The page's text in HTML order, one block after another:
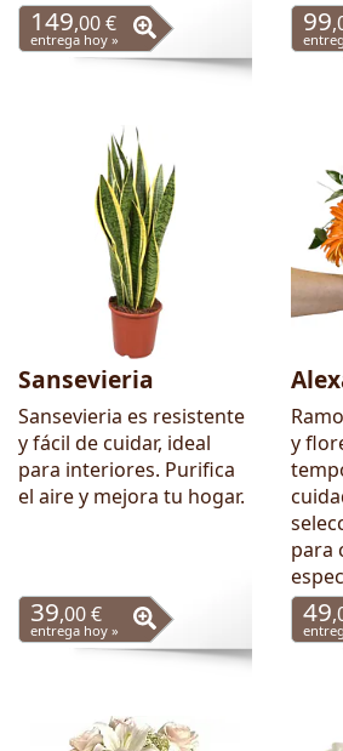
149,00 €
entrega hoy »
99
Sansevieria
Sansevieria es resistente
y fácil de cuidar, ideal
para interiores. Purifica
el aire y mejora tu hogar.
39,00 €
entrega hoy »
y
para
49